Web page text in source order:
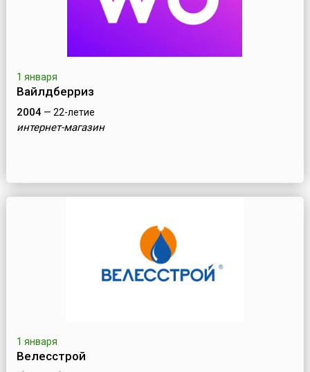
1 января
Вайлдберриз
2004— 22-летие
интернет-магазин
1 января
Велесстрой